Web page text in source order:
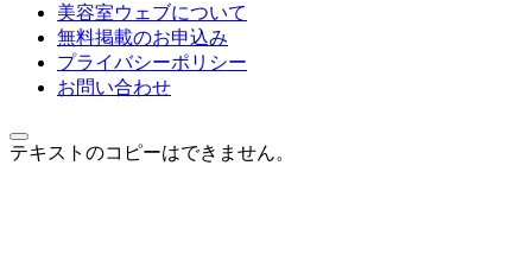
美容室ウェブについて
無料掲載のお申込み
プライバシーポリシー
お問い合わせ
テキストのコピーはできません。